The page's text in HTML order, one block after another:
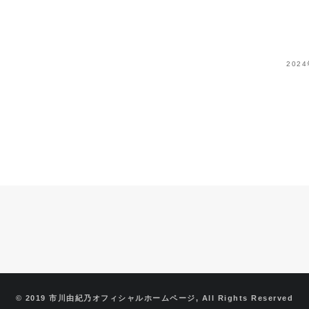
2024
© 2019 市川由紀乃オフィシャルホームページ, All Rights Reserved